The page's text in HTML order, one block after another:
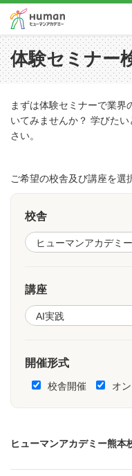
体験セミナー
まずは体験セミナーで業
いてみませんか？ 学びた
さい。
ご希望の校舎及び講座を選
校舎
講座
開催形式
校舎開催 オ
ヒューマンアカデミー熊本